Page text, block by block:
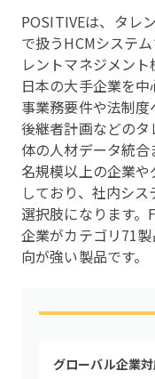
POSITIVEは、タレ
で扱うHCMシステ
レントマネジメント
日本の大手企業を
事業務要件や法制度
後継者計画などの
体の人材データ統
名規模以上の企業
しており、社内シ
選択肢になります
企業がカテゴリ71
向が強い製品です。
グローバル企業